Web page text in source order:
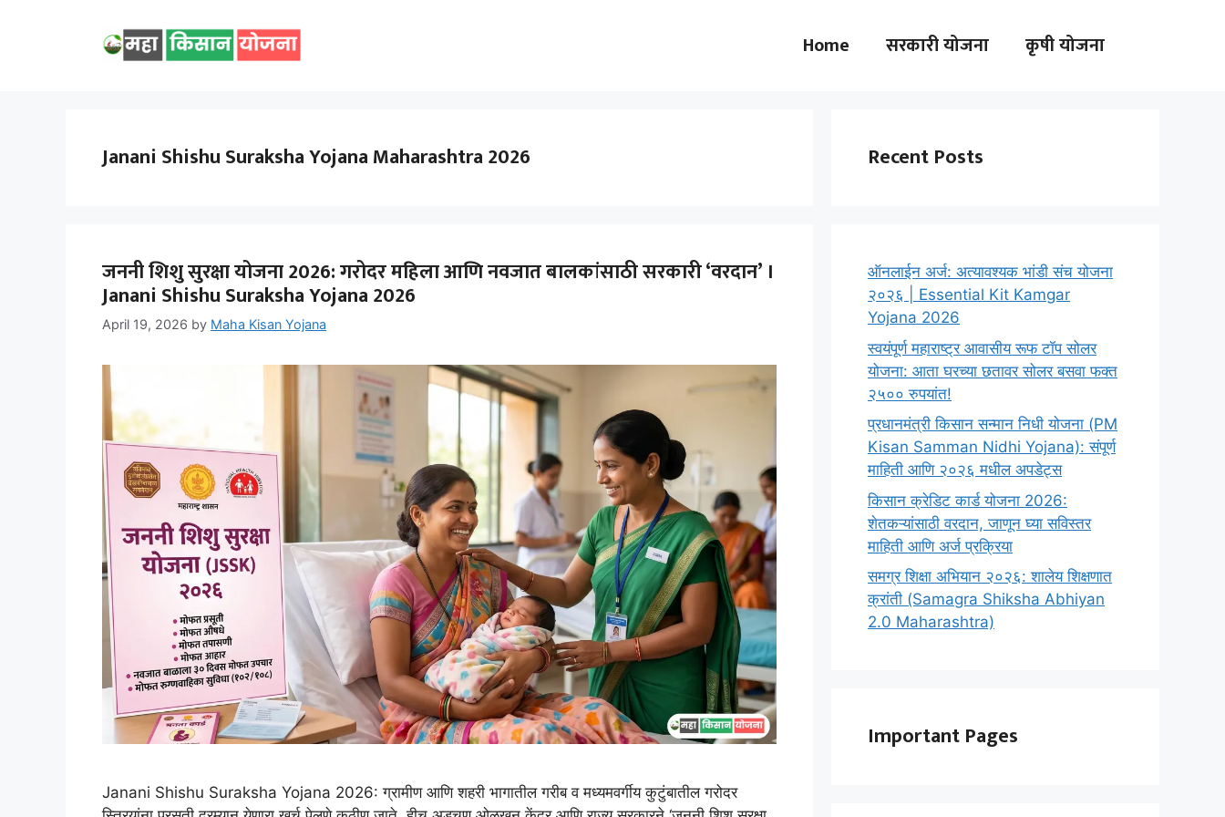
Home सरकारी योजना कृषी योजना
Janani Shishu Suraksha Yojana Maharashtra 2026
जननी शिशु सुरक्षा योजना 2026: गरोदर महिला आणि नवजात बालकांसाठी सरकारी ‘वरदान’ ।
Janani Shishu Suraksha Yojana 2026
April 19, 2026 by Maha Kisan Yojana
Janani Shishu Suraksha Yojana 2026: ग्रामीण आणि शहरी भागातील गरीब व मध्यमवर्गीय कुटुंबातील गरोदर
Recent Posts
ऑनलाईन अर्ज: अत्यावश्यक भांडी संच योजना
२०२६ | Essential Kit Kamgar
Yojana 2026
स्वयंपूर्ण महाराष्ट्र आवासीय रूफ टॉप सोलर
योजना: आता घरच्या छतावर सोलर बसवा फक्त
२५०० रुपयांत!
प्रधानमंत्री किसान सन्मान निधी योजना (PM
Kisan Samman Nidhi Yojana): संपूर्ण
माहिती आणि २०२६ मधील अपडेट्स
किसान क्रेडिट कार्ड योजना 2026:
शेतकऱ्यांसाठी वरदान, जाणून घ्या सविस्तर
माहिती आणि अर्ज प्रक्रिया
समग्र शिक्षा अभियान २०२६: शालेय शिक्षणात
क्रांती (Samagra Shiksha Abhiyan
2.0 Maharashtra)
Important Pages